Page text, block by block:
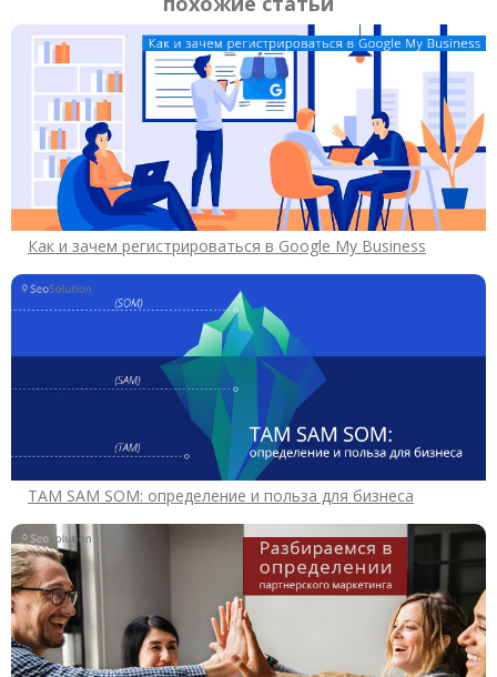
Как и зачем регистрироваться в Google My Business
TAM SAM SOM: определение и польза для бизнеса